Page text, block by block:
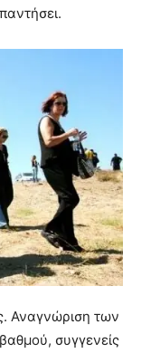
Αναγνώριση των
συγγενείς